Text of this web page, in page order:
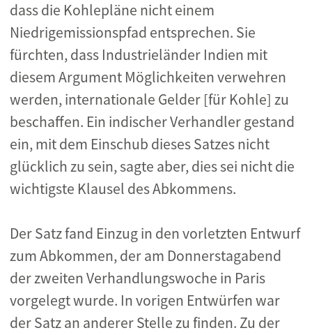
dass die Kohlepläne nicht einem
Niedrigemissionspfad entsprechen. Sie
fürchten, dass Industrieländer Indien mit
diesem Argument Möglichkeiten verwehren
werden, internationale Gelder [für Kohle] zu
beschaffen. Ein indischer Verhandler gestand
ein, mit dem Einschub dieses Satzes nicht
glücklich zu sein, sagte aber, dies sei nicht die
wichtigste Klausel des Abkommens.
Der Satz fand Einzug in den vorletzten Entwurf
zum Abkommen, der am Donnerstagabend
der zweiten Verhandlungswoche in Paris
vorgelegt wurde. In vorigen Entwürfen war
der Satz an anderer Stelle zu finden. Zu der